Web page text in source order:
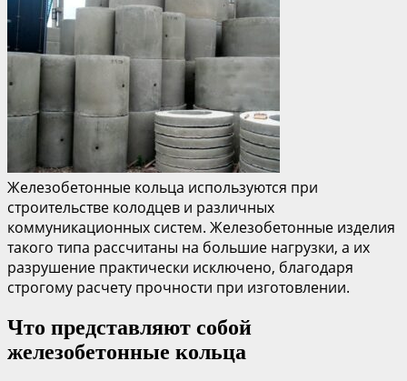
Железобетонные кольца используются при
строительстве колодцев и различных
коммуникационных систем. Железобетонные изделия
такого типа рассчитаны на большие нагрузки, а их
разрушение практически исключено, благодаря
строгому расчету прочности при изготовлении.
Что представляют собой
железобетонные кольца